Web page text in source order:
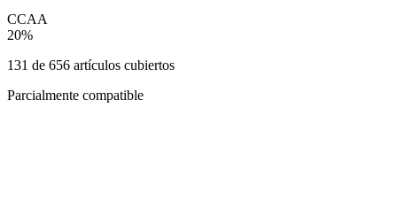
CCAA
20%
131 de 656 artículos cubiertos
Parcialmente compatible